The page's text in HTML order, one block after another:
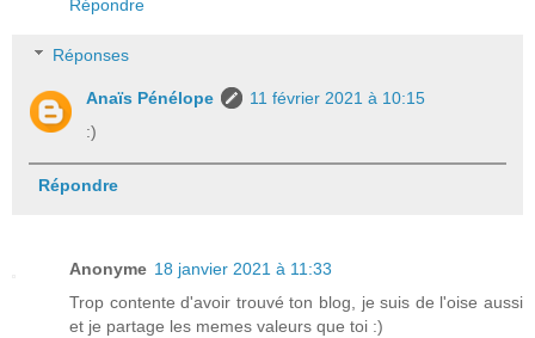
Répondre
Réponses
Anaïs Pénélope
11 février 2021 à 10:15
:)
Répondre
Anonyme 18 janvier 2021 à 11:33
Trop contente d'avoir trouvé ton blog, je suis de l'oise aussi
et je partage les memes valeurs que toi :)